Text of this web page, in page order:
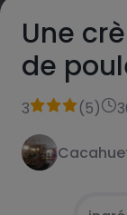
Une
de
3 (5)